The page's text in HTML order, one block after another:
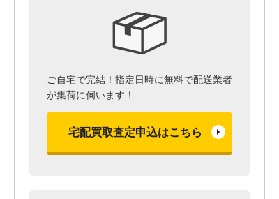
ご自宅で完結！指定日時に無料で配送業者
が集荷に伺います！
宅配買取査定申込はこちら